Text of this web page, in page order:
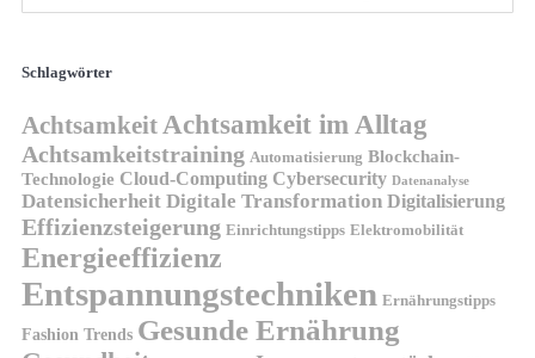
Schlagwörter
Achtsamkeit Achtsamkeit im Alltag
Achtsamkeitstraining Automatisierung Blockchain-
Technologie Cloud-Computing Cybersecurity Datenanalyse
Datensicherheit Digitale Transformation Digitalisierung
Effizienzsteigerung Einrichtungstipps Elektromobilität
Energieeffizienz
Entspannungstechniken Ernährungstipps
Fashion Trends Gesunde Ernährung